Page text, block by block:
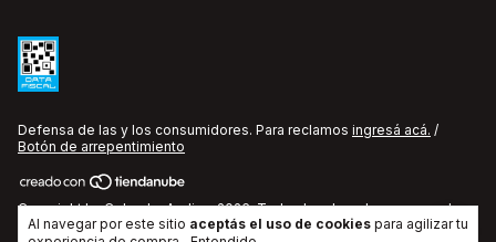
Al navegar por este sitio aceptás el uso de cookies para agilizar tu
Defensa de las y los consumidores. Para reclamos ingresá acá. /
Botón de arrepentimiento
Copyright La Cobacha Audio - 2026. Todos los derechos reservados.